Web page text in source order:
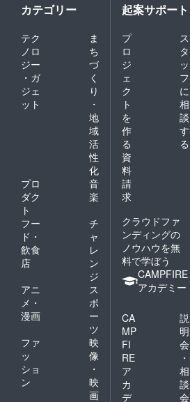
カテゴリー
テク
ノロ
ジー
・ガ
ジェ
ット
ま
ち
づ
く
り
・
地
域
活
性
化
プロ
ダク
ト
音
楽
フー
ド・
飲食
店
チ
ャ
レ
ン
ジ
アニ
メ・
漫画
ス
ポ
ー
ツ
ファ
ッ
ショ
ン
映
像
・
映
画
起案サポート
プ
ロ
ジ
ェ
ク
ト
を
作
る
ス
タ
ッ
フ
に
相
談
す
る
資
料
請
求
クラウドファ
ンディングの
ノウハウを無
料で学ぼう
CAMPFIRE
アカデミー
CA
MP
FI
RE
ア
カ
デ
説
明
会
・
相
談
会